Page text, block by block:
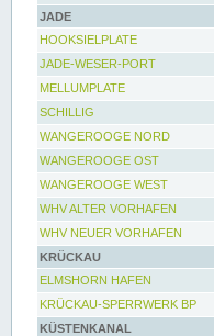
JADE
HOOKSIELPLATE
JADE-WESER-PORT
MELLUMPLATE
SCHILLIG
WANGEROOGE NORD
WANGEROOGE OST
WANGEROOGE WEST
WHV ALTER VORHAFEN
WHV NEUER VORHAFEN
KRÜCKAU
ELMSHORN HAFEN
KRÜCKAU-SPERRWERK BP
KÜSTENKANAL